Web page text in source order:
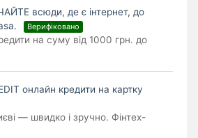
всюди, де є інтернет, до
Верифіковано
на суму від 1000 грн. до
онлайн кредити на картку
— швидко і зручно. Фінтех-